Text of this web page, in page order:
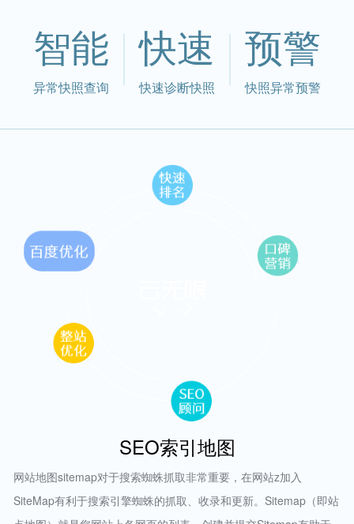
智能
异常快照查询
快速
快速诊断快照
预警
快照异常预警
SEO索引地图
网站地图sitemap对于搜索蜘蛛抓取非常重要，在网站z加入
SiteMap有利于搜索引擎蜘蛛的抓取、收录和更新。Sitemap（即站